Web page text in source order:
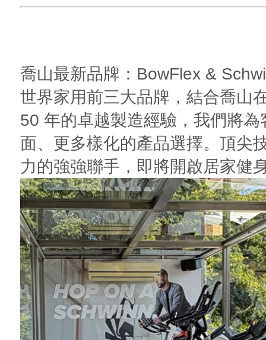
喬山最新品牌：BowFlex &
世界家用前三大品牌，結合喬山
50 年的卓越製造經驗，我們將為
面、更多樣化的產品選擇。頂尖
力的強強聯手，即將開啟居家健